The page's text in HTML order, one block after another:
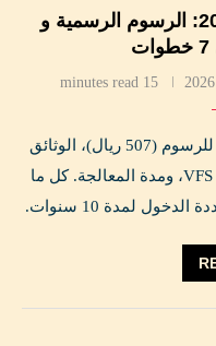
🇨🇦 فيزا كندا للسعوديين 2026: الرسوم الرسمية و
15 minutes read
فيزا كندا للسعوديين 2026: دليل كامل للرسوم (507 ريال)، الوثائق
المطلوبة، خطوات التقديم في VFS Global، ومدة المعالجة. كل ما
لمدة 10 سنوات.